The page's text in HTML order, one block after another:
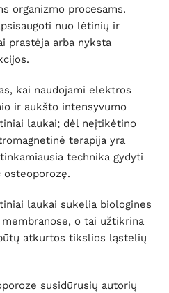
organizmo procesams.
nuo lėtinių ir
prastėja arba nyksta
kai naudojami elektros
ir aukšto intensyvumo
laukai; dėl neįtikėtino
terapija yra
technika gydyti
osteoporozę.
laukai sukelia biologines
o tai užtikrina
atkurtos tikslios ląstelių
susidūrusių autorių